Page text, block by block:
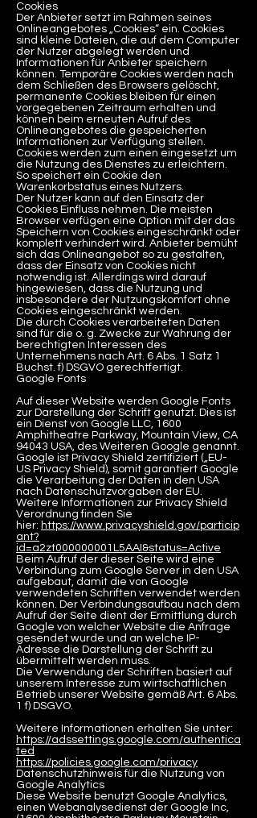
Cookies
Der Anbieter setzt im Rahmen seines
Onlineangebotes „Cookies“ ein. Cookies
sind kleine Dateien, die auf dem Computer
der Nutzer abgelegt werden und
Informationen für Anbieter speichern
können. Temporäre Cookies werden nach
dem Schließen des Browsers gelöscht,
permanente Cookies bleiben für einen
vorgegebenen Zeitraum erhalten und
können beim erneuten Aufruf des
Onlineangebotes die gespeicherten
Informationen zur Verfügung stellen.
Cookies werden zum einen eingesetzt um
die Nutzung des Dienstes zu erleichtern.
So speichert ein Cookie den
Warenkorbstatus eines Nutzers.
Der Nutzer kann auf den Einsatz der
Cookies Einfluss nehmen. Die meisten
Browser verfügen eine Option mit der das
Speichern von Cookies eingeschränkt oder
komplett verhindert wird. Anbieter bemüht
sich das Onlineangebot so zu gestalten,
dass der Einsatz von Cookies nicht
notwendig ist. Allerdings wird darauf
hingewiesen, dass die Nutzung und
insbesondere der Nutzungskomfort ohne
Cookies eingeschränkt werden.
Die durch Cookies verarbeiteten Daten
sind für die o. g. Zwecke zur Wahrung der
berechtigten Interessen des
Unternehmens nach Art. 6 Abs. 1 Satz 1
Buchst. f) DSGVO gerechtfertigt.
Google Fonts
Auf dieser Website werden Google Fonts
zur Darstellung der Schrift genutzt. Dies ist
ein Dienst von Google LLC, 1600
Amphitheatre Parkway, Mountain View, CA
94043 USA, des Weiteren Google genannt.
Google ist Privacy Shield zertifiziert („EU-
US Privacy Shield), somit garantiert Google
die Verarbeitung der Daten in den USA
nach Datenschutzvorgaben der EU.
Weitere Informationen zur Privacy Shield
Verordnung finden Sie
hier: https://www.privacyshield.gov/particip
ant?
id=a2zt000000001L5AAI&status=Active
Beim Aufruf der dieser Seite wird eine
Verbindung zum Google Server in den USA
aufgebaut, damit die von Google
verwendeten Schriften verwendet werden
können. Der Verbindungsaufbau nach dem
Aufruf der Seite dient der Ermittlung durch
Google von welcher Website die Anfrage
gesendet wurde und an welche IP-
Adresse die Darstellung der Schrift zu
übermittelt werden muss.
Die Verwendung der Schriften basiert auf
unserem Interesse zum wirtschaftlichen
Betrieb unserer Website gemäß Art. 6 Abs.
1 f) DSGVO.
Weitere Informationen erhalten Sie unter:
https://adssettings.google.com/authentica
ted
https://policies.google.com/privacy
Datenschutzhinweis für die Nutzung von
Google Analytics
Diese Website benutzt Google Analytics,
einen Webanalysedienst der Google Inc,